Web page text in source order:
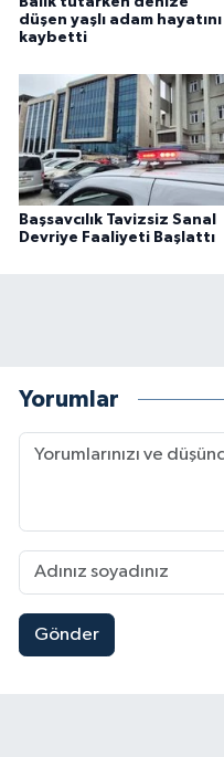
düşen yaşlı adam hayatını
kaybetti
Başsavcılık Tavizsiz Sanal
Devriye Faaliyeti Başlattı
Yorumlar
Gönder